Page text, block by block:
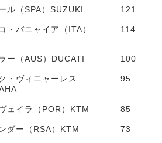
ル（SPA）SUZUKI 121
・バニャイア（ITA）
114
ー（AUS）DUCATI 100
・ヴィニャーレス
95
ェイラ（POR）KTM 85
ダー（RSA）KTM 73